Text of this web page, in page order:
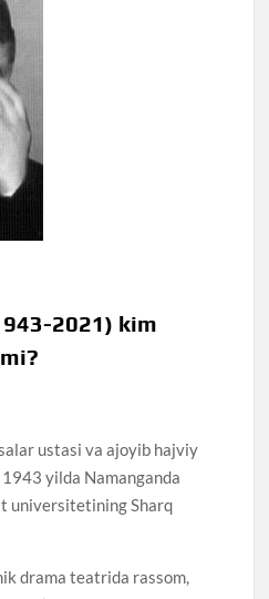
2021) kim
ustasi va ajoyib hajviy
yilda Namanganda
universitetining Sharq
drama teatrida rassom,